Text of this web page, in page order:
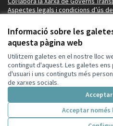
Informació sobre les
aquesta pàgina web
Utilitzem galetes en el nostre lloc
contingut d'aquest. Les galetes
d'usuari i uns continguts més
de xarxes socials.
Acceptar només
Aspectes legals i condicions d’ús
Termes i condicions
Configuració de les galetes
Ajuntament de Salou a X
(Enllaç extern)
Ajuntament de Salou a Facebook
(Enllaç extern)
Ajuntament de Salou a
(Enllaç extern)
Ajuntament de Salou
(Enllaç extern)
Ajuntament de
(Enllaç extern)
Web creada amb